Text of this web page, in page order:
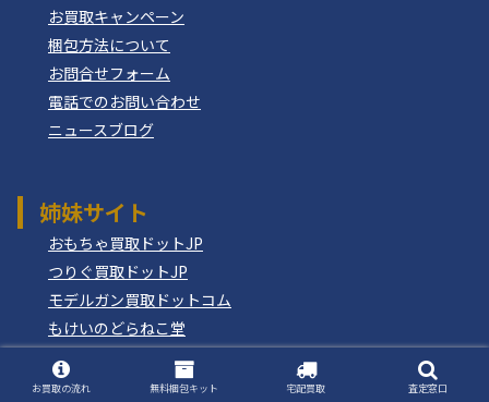
お買取キャンペーン
梱包方法について
お問合せフォーム
電話でのお問い合わせ
ニュースブログ
姉妹サイト
おもちゃ買取ドットJP
つりぐ買取ドットJP
モデルガン買取ドットコム
もけいのどらねこ堂
お買取の流れ 無料梱包キット 宅配買取 査定窓口